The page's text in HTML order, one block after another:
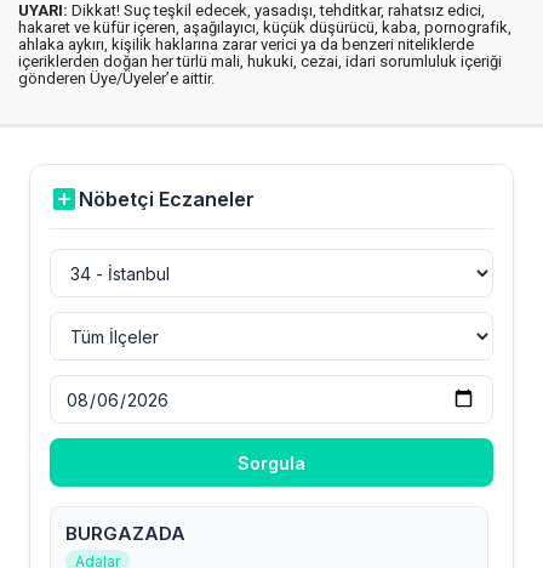
UYARI: Dikkat! Suç teşkil edecek, yasadışı, tehditkar, rahatsız edici,
hakaret ve küfür içeren, aşağılayıcı, küçük düşürücü, kaba, pornografik,
ahlaka aykırı, kişilik haklarına zarar verici ya da benzeri niteliklerde
içeriklerden doğan her türlü mali, hukuki, cezai, idari sorumluluk içeriği
gönderen Üye/Üyeler’e aittir.